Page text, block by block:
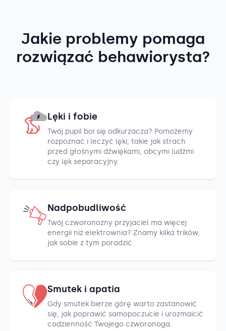
Jakie problemy pomaga
rozwiązać behawiorysta?
Lęki i fobie
Twój pupil boi się odkurzacza? Pomożemy
rozpoznać i leczyć lęki, takie jak strach
przed głośnymi dźwiękami, obcymi ludźmi
czy lęk separacyjny.
Nadpobudliwość
Twój czworonożny przyjaciel ma więcej
energii niż elektrownia? Znamy kilka trików,
jak sobie z tym poradzić.
Smutek i apatia
Gdy smutek bierze górę warto zastanowić
się, jak poprawić samopoczucie i urozmaicić
codzienność Twojego czworonoga.